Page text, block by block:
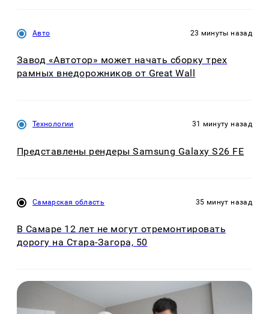
Авто 23 минуты назад
Завод «Автотор» может начать сборку трех
рамных внедорожников от Great Wall
Технологии 31 минуту назад
Представлены рендеры Samsung Galaxy S26 FE
Самарская область 35 минут назад
В Самаре 12 лет не могут отремонтировать
дорогу на Стара-Загора, 50